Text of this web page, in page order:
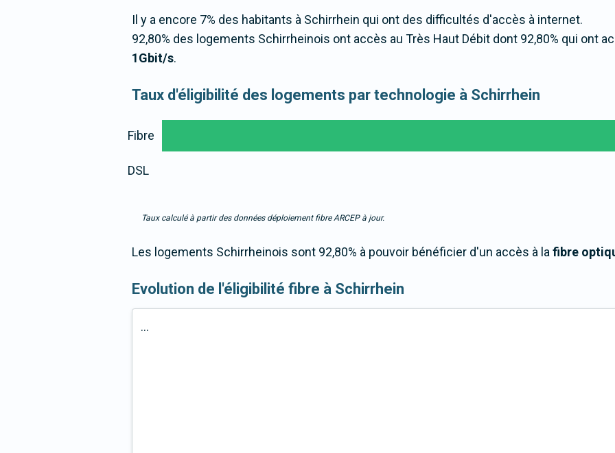
Il y a encore 7% des habitants à Schirrhein qui ont des difficultés d'accès à internet.
92,80% des logements Schirrheinois ont accès au Très Haut Débit dont 92,80% qui ont
1Gbit/s.
Taux d'éligibilité des logements par technologie à Schirrhein
Fibre
DSL
Taux calculé à partir des données déploiement fibre ARCEP à jour.
Les logements Schirrheinois sont 92,80% à pouvoir bénéficier d'un accès à lafibre
Evolution de l'éligibilité fibre à Schirrhein
...